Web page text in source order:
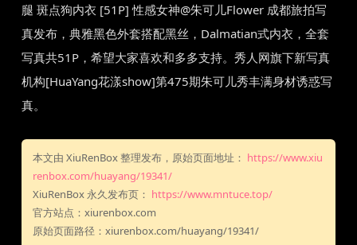
腿 斑点狗内衣 [51P] 性感女神@朱可儿Flower 成都旅拍写
真发布，典雅黑色外套搭配黑丝，Dalmatian式内衣，全套
写真共51P，希望大家喜欢和多多支持。秀人网旗下新写真
机构[HuaYang花漾show]第475期朱可儿秀丰满身材诱惑写
真。
本文由 XiuRenBox 整理发布，原始页面地址： https://www.xiu
renbox.com/huayang/19341/
XiuRenBox 永久发布页： https://www.mntuce.top/
官方站点：xiurenbox.com
原始页面路径：xiurenbox.com/huayang/19341/